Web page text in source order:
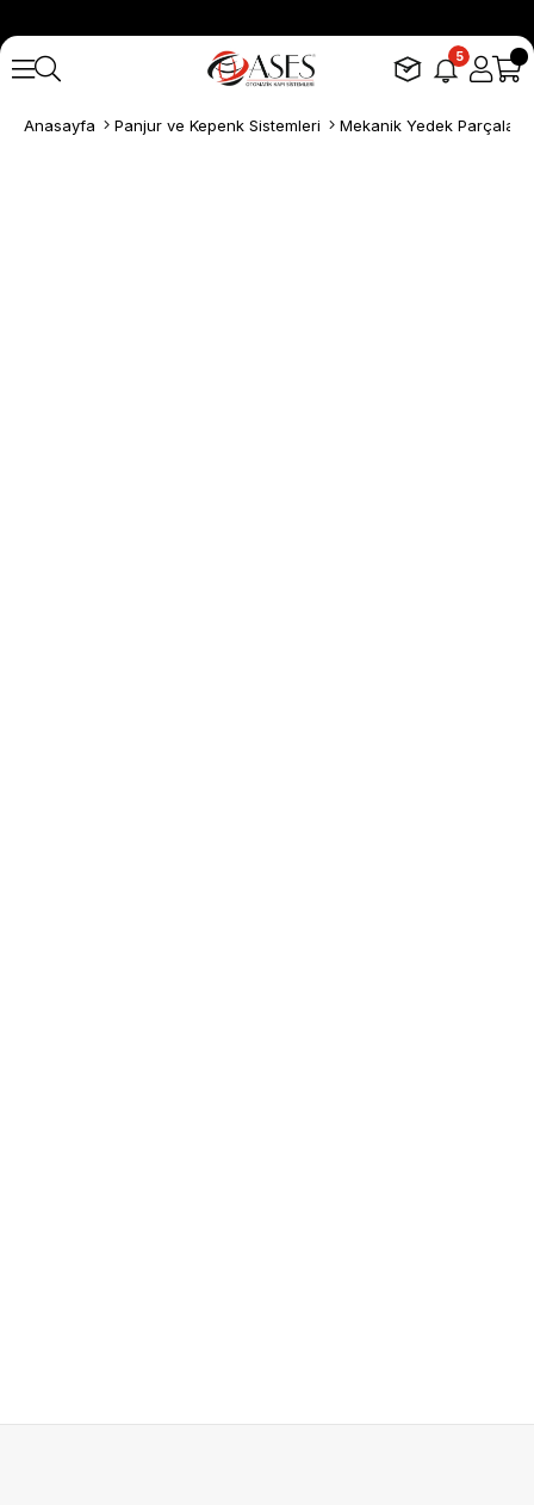
5
Anasayfa Panjur ve Kepenk Sistemleri Mekanik Yedek Parçalar